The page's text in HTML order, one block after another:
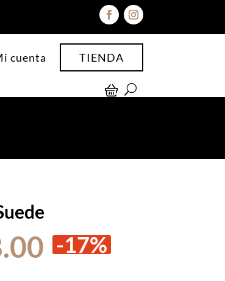
cuenta TIENDA
El
precio
-17%